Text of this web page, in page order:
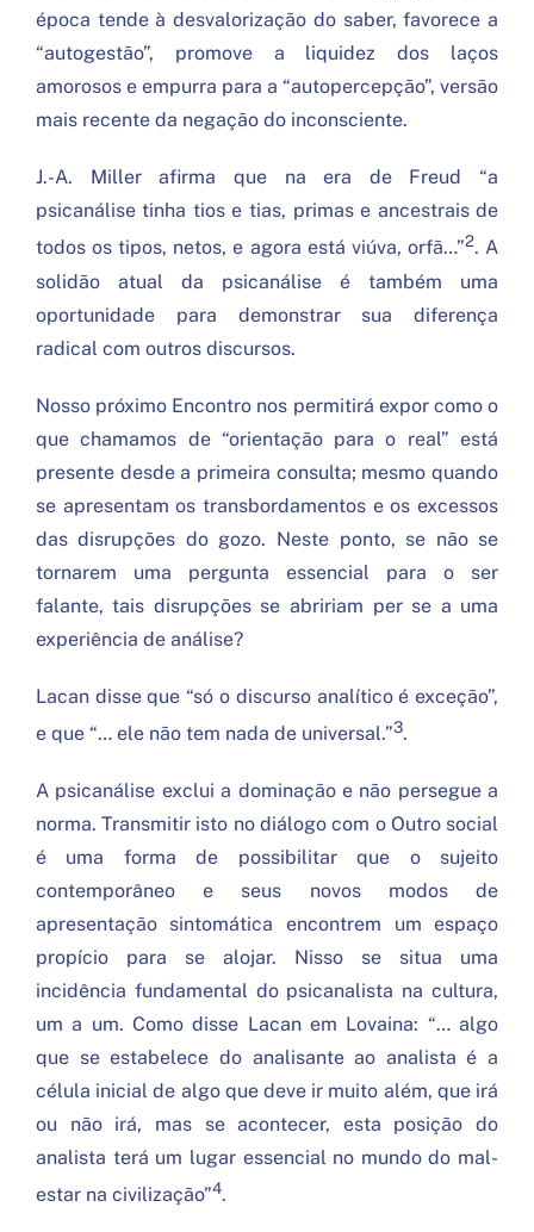
época tende à desvalorização do saber, favorece a
“autogestão”, promove a liquidez dos laços
amorosos e empurra para a “autopercepção”, versão
mais recente da negação do inconsciente.
J.-A. Miller afirma que na era de Freud “a
psicanálise tinha tios e tias, primas e ancestrais de
todos os tipos, netos, e agora está viúva, orfã…”2. A
solidão atual da psicanálise é também uma
oportunidade para demonstrar sua diferença
radical com outros discursos.
Nosso próximo Encontro nos permitirá expor como o
que chamamos de “orientação para o real” está
presente desde a primeira consulta; mesmo quando
se apresentam os transbordamentos e os excessos
das disrupções do gozo. Neste ponto, se não se
tornarem uma pergunta essencial para o ser
falante, tais disrupções se abririam per se a uma
experiência de análise?
Lacan disse que “só o discurso analítico é exceção”,
e que “… ele não tem nada de universal.”3.
A psicanálise exclui a dominação e não persegue a
norma. Transmitir isto no diálogo com o Outro social
é uma forma de possibilitar que o sujeito
contemporâneo e seus novos modos de
apresentação sintomática encontrem um espaço
propício para se alojar. Nisso se situa uma
incidência fundamental do psicanalista na cultura,
um a um. Como disse Lacan em Lovaina: “… algo
que se estabelece do analisante ao analista é a
célula inicial de algo que deve ir muito além, que irá
ou não irá, mas se acontecer, esta posição do
analista terá um lugar essencial no mundo do mal-
estar na civilização”4.